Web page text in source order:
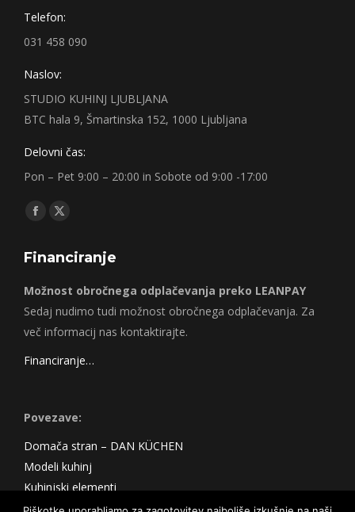
Telefon:
031 458 090
Naslov:
STUDIO KUHINJ LJUBLJANA
BTC hala 9, Šmartinska 152, 1000 Ljubljana
Delovni čas:
Pon – Pet 9:00 – 20:00 in Sobote od 9:00 -17:00
Find us on:
Facebook
opens
window
X
opens
Financiranje
Možnost obročnega odplačevanja preko LEANPAY
Sedaj nudimo tudi možnost obročnega odplačevanja. Za
več informacij nas kontaktirajte.
Financiranje…
Povezave:
Domača stran – DAN KÜCHEN
Modeli kuhinj
Kuhinjski elementi
Akcije